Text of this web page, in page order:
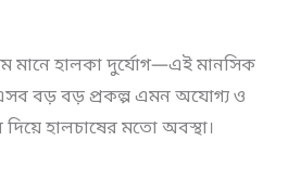
মানে হালকা দুর্যোগ—এই মানসিক
বড় বড় প্রকল্প এমন অযোগ্য ও
হালচাষের মতো অবস্থা।